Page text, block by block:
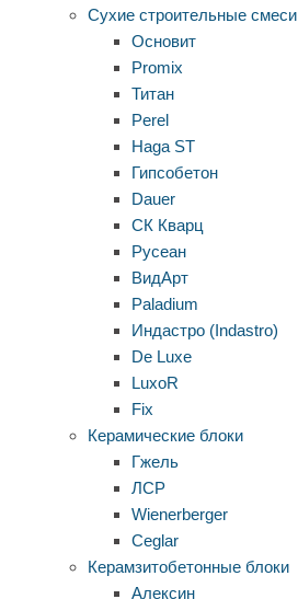
Сухие строительные смеси
Основит
Promix
Титан
Perel
Haga ST
Гипсобетон
Dauer
СК Кварц
Русеан
ВидАрт
Paladium
Индастро (Indastro)
De Luxe
LuxoR
Fix
Керамические блоки
Гжель
ЛСР
Wienerberger
Ceglar
Керамзитобетонные блоки
Алексин